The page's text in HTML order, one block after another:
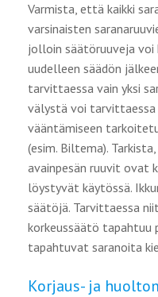
Varmista, että kaikki
varsinaisten
jolloin säätöruuveja voi
uudelleen säädön
tarvittaessa vain yksi
välystä voi tarvittaessa
vääntämiseen
(esim. Biltema).
avainpesän ruuvit ovat
löystyvät käytössä.
säätöjä. Tarvittaessa
korkeussäätö tapahtuu
tapahtuvat saranoita
Korjaus- ja